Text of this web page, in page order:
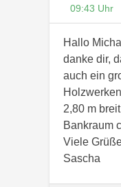
09:43 Uhr
Hallo
danke dir,
auch ein
2,80 m
Bankraum
Viele
Sascha